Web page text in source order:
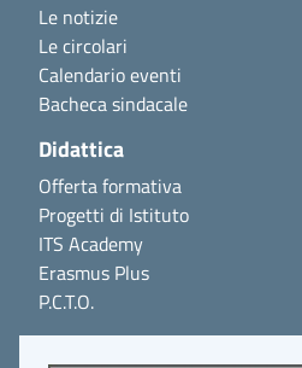
Le notizie
Le circolari
Calendario eventi
Bacheca sindacale
Didattica
Offerta formativa
Progetti di Istituto
ITS Academy
Erasmus Plus
P.C.T.O.